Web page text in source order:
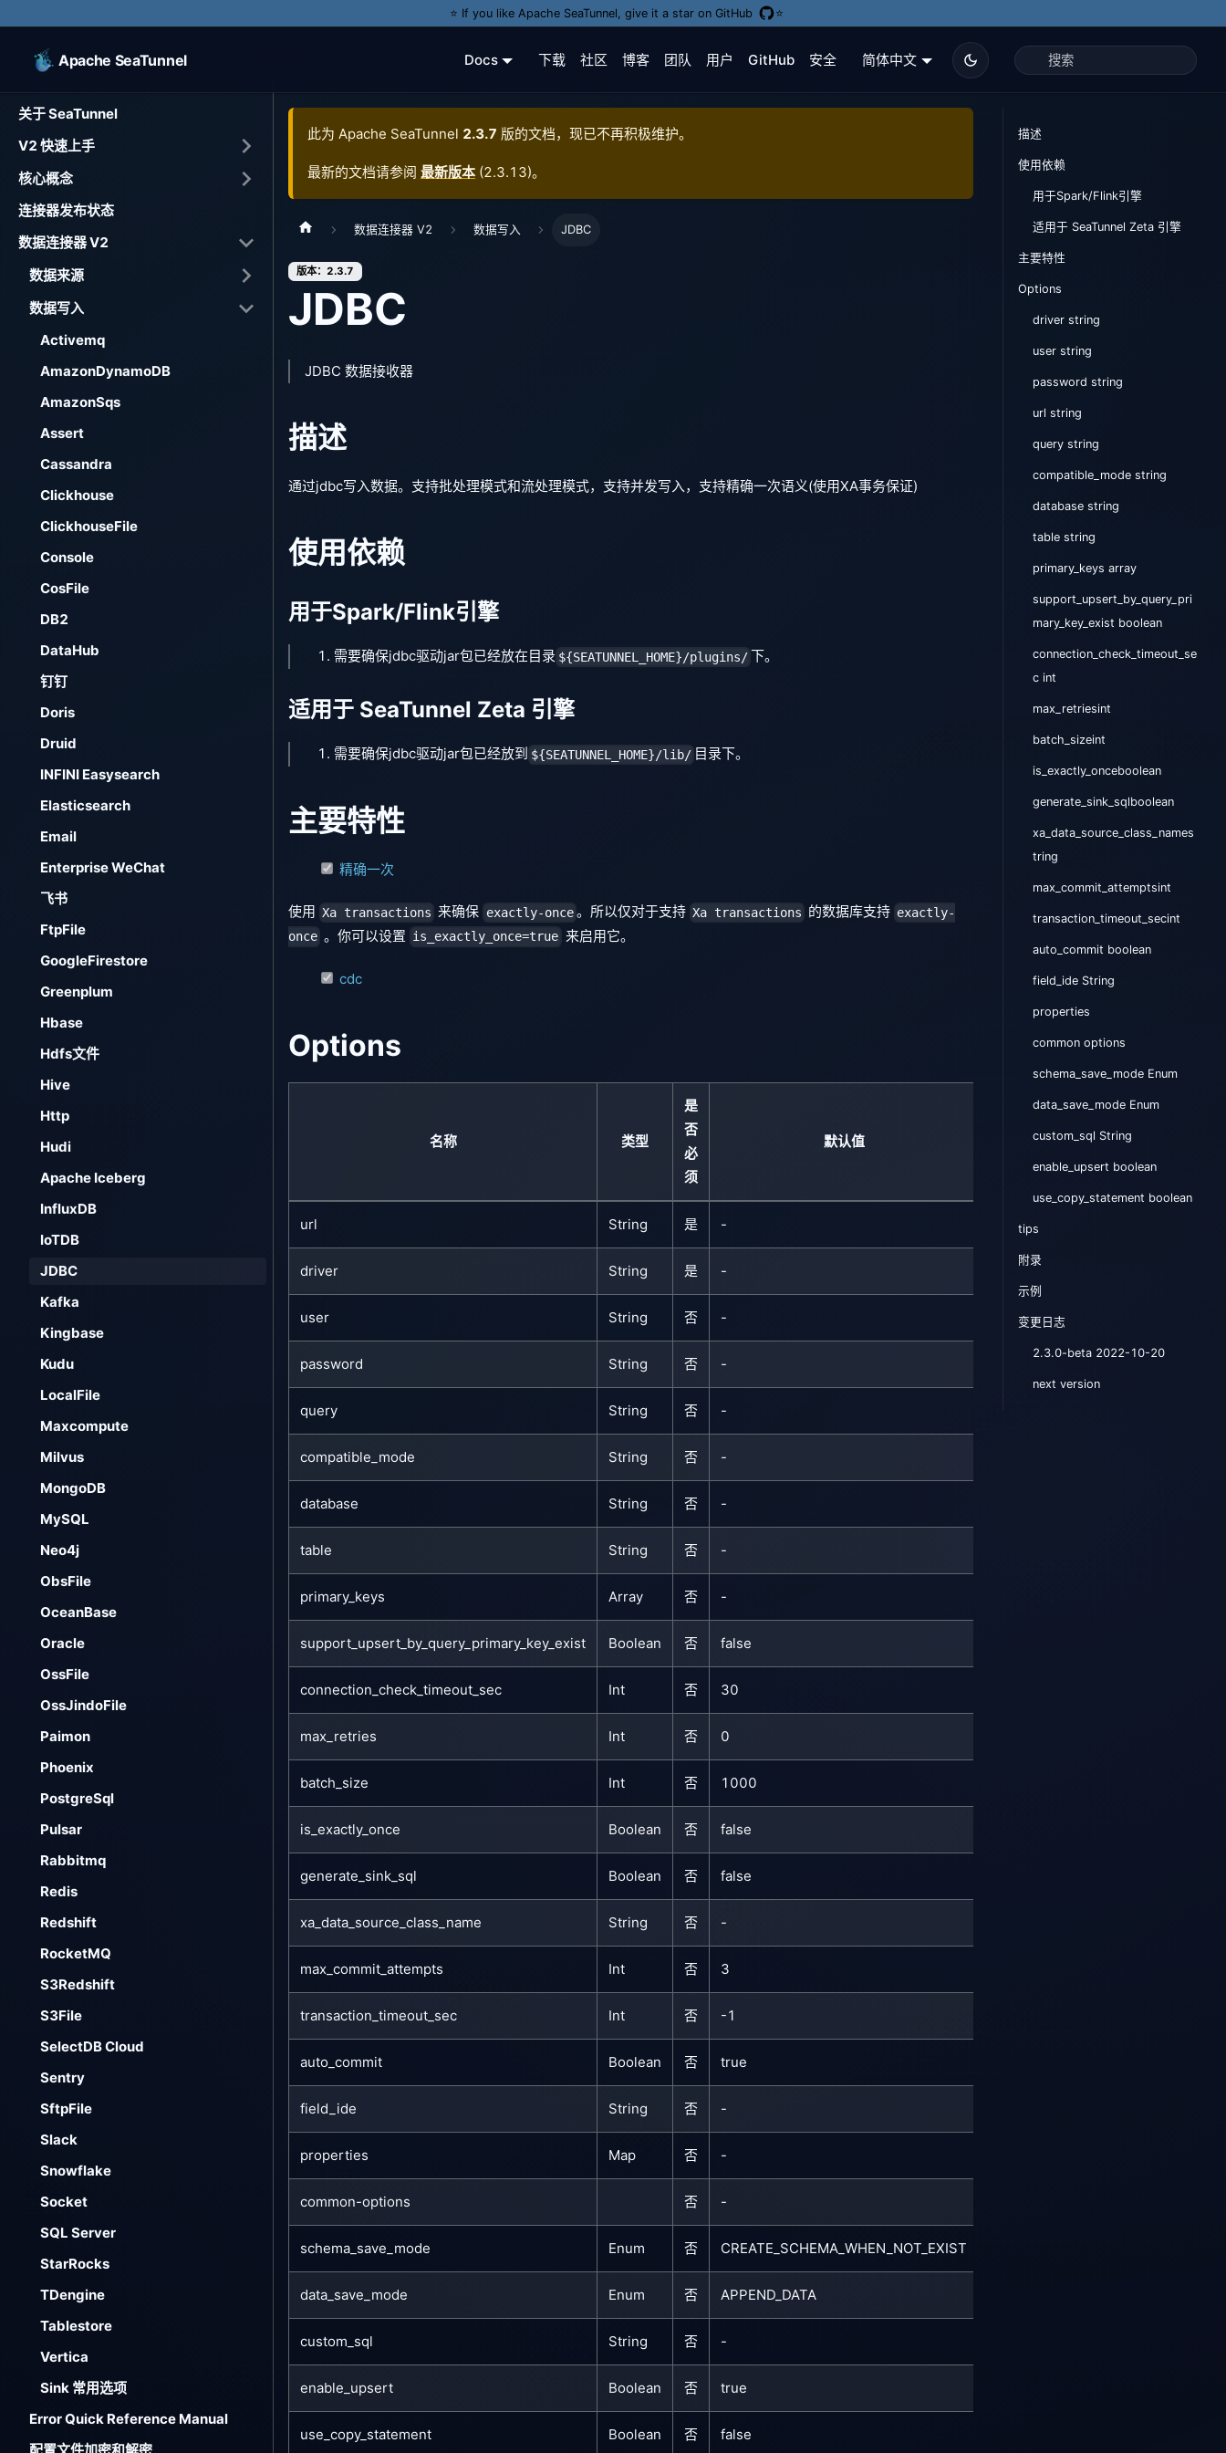
⭐️ If you like Apache SeaTunnel, give it a star on GitHub ⭐️
Apache SeaTunnel Docs 下载 社区 博客 团队 用户 GitHub 安全 简体中文
关于 SeaTunnel
V2 快速上手
核心概念
连接器发布状态
数据连接器 V2
数据来源
数据写入
Activemq
AmazonDynamoDB
AmazonSqs
Assert
Cassandra
Clickhouse
ClickhouseFile
Console
CosFile
DB2
DataHub
钉钉
Doris
Druid
INFINI Easysearch
Elasticsearch
Email
Enterprise WeChat
飞书
FtpFile
GoogleFirestore
Greenplum
Hbase
Hdfs文件
Hive
Http
Hudi
Apache Iceberg
InfluxDB
IoTDB
JDBC
Kafka
Kingbase
Kudu
LocalFile
Maxcompute
Milvus
MongoDB
MySQL
Neo4j
ObsFile
OceanBase
Oracle
OssFile
OssJindoFile
Paimon
Phoenix
PostgreSql
Pulsar
Rabbitmq
Redis
Redshift
RocketMQ
S3Redshift
S3File
SelectDB Cloud
Sentry
SftpFile
Slack
Snowflake
Socket
SQL Server
StarRocks
TDengine
Tablestore
Vertica
Sink 常用选项
Error Quick Reference Manual
此为 Apache SeaTunnel 2.3.7 版的文档，现已不再积极维护。
最新的文档请参阅 最新版本 (2.3.13)。
数据连接器 V2 数据写入 JDBC
版本：2.3.7
JDBC
JDBC 数据接收器
描述
通过jdbc写入数据。支持批处理模式和流处理模式，支持并发写入，支持精确一次语义(使用XA事务保证)
使用依赖
用于Spark/Flink引擎
需要确保jdbc驱动jar包已经放在目录 ${SEATUNNEL_HOME}/plugins/ 下。
适用于 SeaTunnel Zeta 引擎
需要确保jdbc驱动jar包已经放到 ${SEATUNNEL_HOME}/lib/ 目录下。
主要特性
精确一次
使用 Xa transactions 来确保 exactly-once 。所以仅对于支持 Xa transactions 的数据库支持 exactly-
once 。你可以设置 is_exactly_once=true 来启用它。
cdc
Options
名称 类型
是
否
必
须
默认值
url String 是 -
driver String 是 -
user String 否 -
password String 否 -
query String 否 -
compatible_mode String 否 -
database String 否 -
table String 否 -
primary_keys Array 否 -
support_upsert_by_query_primary_key_exist Boolean 否 false
connection_check_timeout_sec Int 否 30
max_retries Int 否 0
batch_size Int 否 1000
is_exactly_once Boolean 否 false
generate_sink_sql Boolean 否 false
xa_data_source_class_name String 否 -
max_commit_attempts Int 否 3
transaction_timeout_sec Int 否 -1
auto_commit Boolean 否 true
field_ide String 否 -
properties Map 否 -
common-options 否 -
schema_save_mode Enum 否 CREATE_SCHEMA_WHEN_NOT_EXIST
data_save_mode Enum 否 APPEND_DATA
custom_sql String 否 -
enable_upsert Boolean 否 true
use_copy_statement Boolean 否 false
描述
使用依赖
用于Spark/Flink引擎
适用于 SeaTunnel Zeta 引擎
主要特性
Options
driver string
user string
password string
url string
query string
compatible_mode string
database string
table string
primary_keys array
support_upsert_by_query_pri
mary_key_exist boolean
connection_check_timeout_se
c int
max_retriesint
batch_sizeint
is_exactly_onceboolean
generate_sink_sqlboolean
xa_data_source_class_names
tring
max_commit_attemptsint
transaction_timeout_secint
auto_commit boolean
field_ide String
properties
common options
schema_save_mode Enum
data_save_mode Enum
custom_sql String
enable_upsert boolean
use_copy_statement boolean
tips
附录
示例
变更日志
2.3.0-beta 2022-10-20
next version